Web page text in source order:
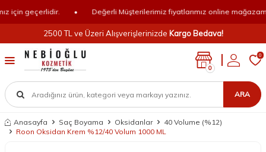
geçerlidir. Değerli Müşterilerimiz fiyatlarımız online
2500 TL ve Üzeri Alışverişlerinizde Kargo Bedava!
ARA
0
0
Anasayfa Saç Boyama Oksidanlar
40 Volume (%12)
Roon Oksidan Krem %12/40 Volum 1000 ML